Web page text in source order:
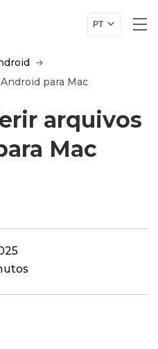
PT
para Mac
arquivos
Mac